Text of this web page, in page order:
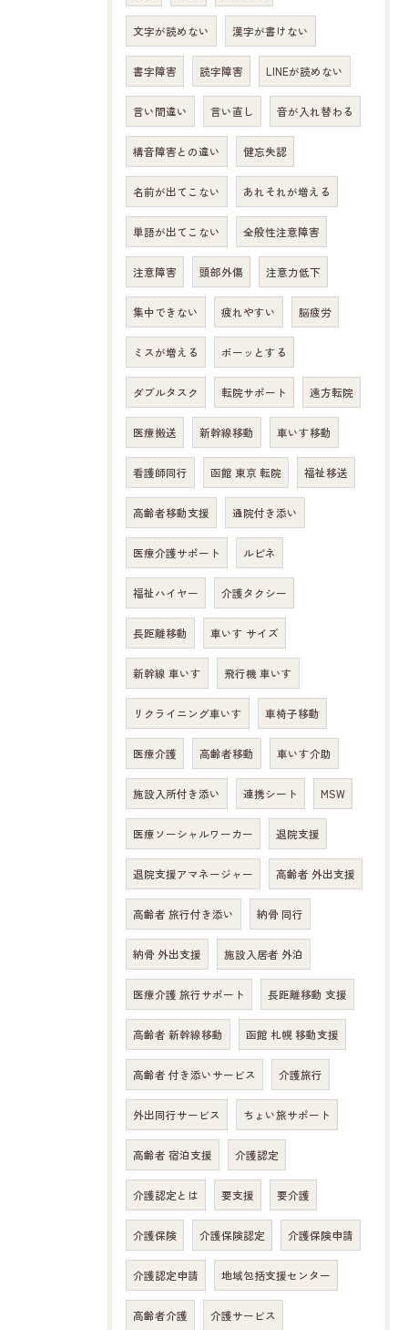
文字が読めない 漢字が書けない
書字障害 読字障害 LINEが読めない
言い間違い 言い直し 音が入れ替わる
構音障害との違い 健忘失認
名前が出てこない あれそれが増える
単語が出てこない 全般性注意障害
注意障害 頭部外傷 注意力低下
集中できない 疲れやすい 脳疲労
ミスが増える ボーッとする
ダブルタスク 転院サポート 遠方転院
医療搬送 新幹線移動 車いす移動
看護師同行 函館 東京 転院 福祉移送
高齢者移動支援 通院付き添い
医療介護サポート ルピネ
福祉ハイヤー 介護タクシー
長距離移動 車いす サイズ
新幹線 車いす 飛行機 車いす
リクライニング車いす 車椅子移動
医療介護 高齢者移動 車いす介助
施設入所付き添い 連携シート MSW
医療ソーシャルワーカー 退院支援
退院支援アマネージャー 高齢者 外出支援
高齢者 旅行付き添い 納骨 同行
納骨 外出支援 施設入居者 外泊
医療介護 旅行サポート 長距離移動 支援
高齢者 新幹線移動 函館 札幌 移動支援
高齢者 付き添いサービス 介護旅行
外出同行サービス ちょい旅サポート
高齢者 宿泊支援 介護認定
介護認定とは 要支援 要介護
介護保険 介護保険認定 介護保険申請
介護認定申請 地域包括支援センター
高齢者介護 介護サービス